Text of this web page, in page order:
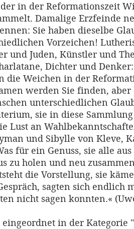
der in der Reformationszeit
Damalige Erzfeinde
Sie haben dieselbe
Vorzeichen!
und Juden, Künstler und
Dichter und
die Weichen in der
werden Sie finden, aber
unterschiedlichen
sie in diese
Lust an
und Sibylle von Kleve,
für ein Genuss, sie alle
zu holen und neu
die Vorstellung, sie
sagten sich endlich
nicht sagen konnten.«
in der Kategorie